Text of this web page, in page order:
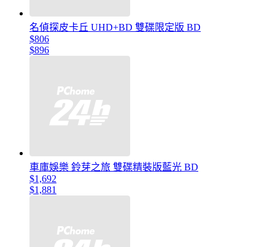
名偵探皮卡丘 UHD+BD 雙碟限定版 BD
$806
$896
車庫娛樂 鈴芽之旅 雙碟精裝版藍光 BD
$1,692
$1,881